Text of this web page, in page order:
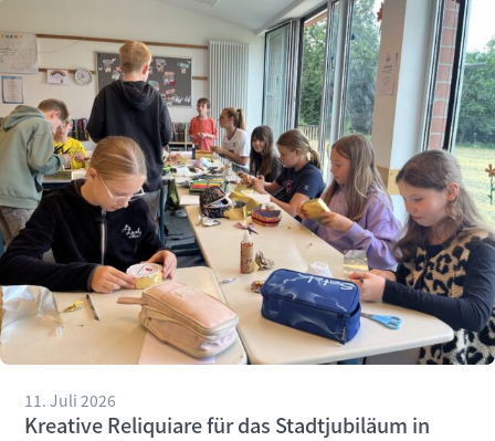
11. Juli 2026
Kreative Reliquiare für das Stadtjubiläum in